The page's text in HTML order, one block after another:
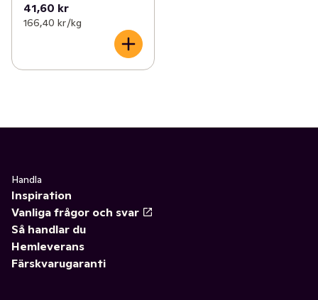
41,60 kr
166,40 kr /kg
Handla
Inspiration
Vanliga frågor och svar
Så handlar du
Hemleverans
Färskvarugaranti